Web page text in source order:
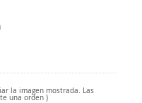
la imagen mostrada. Las
una orden )